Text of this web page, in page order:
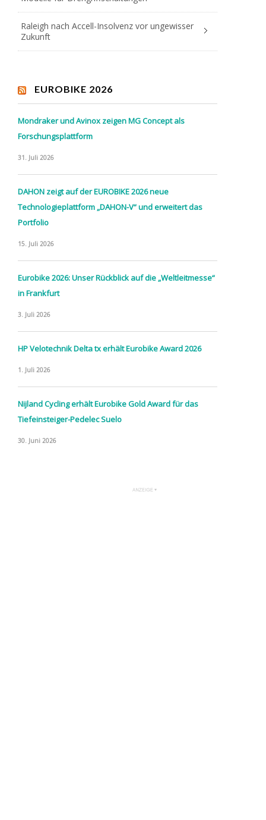
Raleigh nach Accell-Insolvenz vor ungewisser
Zukunft
EUROBIKE 2026
Mondraker und Avinox zeigen MG Concept als
Forschungsplattform
31. Juli 2026
DAHON zeigt auf der EUROBIKE 2026 neue
Technologieplattform „DAHON-V“ und erweitert das
Portfolio
15. Juli 2026
Eurobike 2026: Unser Rückblick auf die „Weltleitmesse“
in Frankfurt
3. Juli 2026
HP Velotechnik Delta tx erhält Eurobike Award 2026
1. Juli 2026
Nijland Cycling erhält Eurobike Gold Award für das
Tiefeinsteiger-Pedelec Suelo
30. Juni 2026